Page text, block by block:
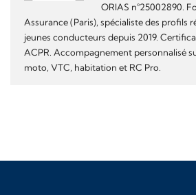
ORIAS n°25002890.
Assurance (Paris), spécialiste des profils
jeunes conducteurs depuis 2019.
ACPR. Accompagnement personnalisé
moto, VTC, habitation et RC Pro.